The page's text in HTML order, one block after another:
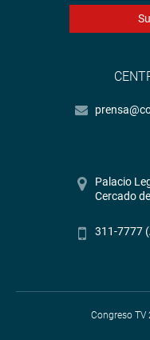
Palacio
Cercado
311-7777
Congreso TV